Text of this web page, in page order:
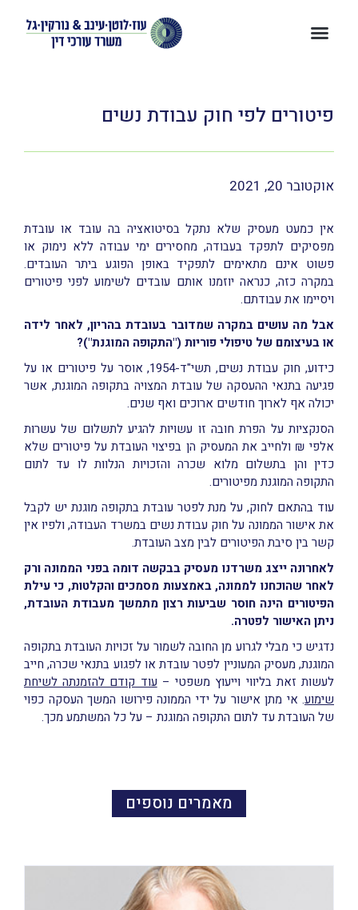
פיטורים לפי חוק עבודת נשים
אוקטובר 20, 2021
אין כמעט מעסיק שלא נתקל בסיטואציה בה עובד או עובדת
מפסיקים לתפקד בעבודה, מחסירים ימי עבודה ללא נימוק או
פשוט אינם מתאימים לתפקיד באופן הפוגע ביתר העובדים.
במקרה כזה, כנראה יוזמנו אותם עובדים לשימוע לפני פיטורים
ויסיימו את עבודתם.
אבל מה עושים במקרה שמדובר בעובדת בהריון, לאחר לידה
או בעיצומם של טיפולי פוריות ("התקופה המוגנת")?
כידוע, חוק עבודת נשים, תשי"ד-1954, אוסר על פיטורים או על
פגיעה בתנאי ההעסקה של עובדת המצויה בתקופה המוגנת, אשר
יכולה אף לארוך חודשים ארוכים ואף שנים.
הסנקציות על הפרת חובה זו עשויות להגיע לתשלום של עשרות
אלפי ₪ ולחייב את המעסיק הן בפיצוי העובדת על פיטורים שלא
כדין והן בתשלום מלוא שכרה והזכויות הנלוות לו עד לתום
התקופה המוגנת מפיטורים.
עוד בהתאם לחוק, על מנת לפטר עובדת בתקופה מוגנת יש לקבל
את אישור הממונה על חוק עבודת נשים במשרד העבודה, ולפיו אין
קשר בין סיבת הפיטורים לבין מצב העובדת.
לאחרונה ייצג משרדנו מעסיק בבקשה דומה בפני הממונה ורק
לאחר שהוכחנו לממונה, באמצעות מסמכים והקלטות, כי עילת
הפיטורים הינה חוסר שביעות רצון מתמשך מעבודת העובדת,
ניתן האישור לפטרה.
נדגיש כי מבלי לגרוע מן החובה לשמור על זכויות העובדת בתקופה
המוגנת, מעסיק המעוניין לפטר עובדת או לפגוע בתנאי שכרה, חייב
לעשות זאת בליווי וייעוץ משפטי – עוד קודם להזמנתה לשיחת
שימוע. אי מתן אישור על ידי הממונה פירושו המשך העסקה כפוי
של העובדת עד לתום התקופה המוגנת – על כל המשתמע מכך.
מאמרים נוספים